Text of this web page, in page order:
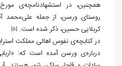
روستای ورسن، از جمله علی‌محمد
کربلایی حسین، ذکر شده است. [5]
درباره‌ی ورسن آمده است که: